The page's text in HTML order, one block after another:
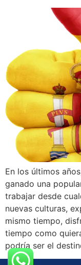
En los últimos
ganado una
trabajar desde
nuevas culturas,
mismo tiempo,
tiempo como
podría ser el